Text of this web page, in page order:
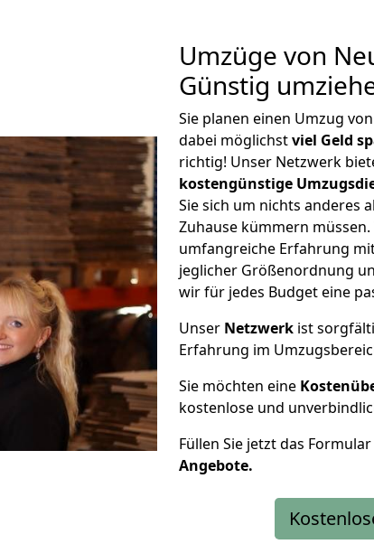
Umzüge von
Günstig
Sie planen einen Umzug
dabei möglichstviel Geld
richtig! Unser Netzwerk
kostengünstige
Sie sich um nichts anderes
Zuhause kümmern
umfangreiche Erfahrung
jeglicher Größenordnung
wir für jedes Budget eine
Unser Netzwerk ist
Erfahrung im
Sie möchten eine
kostenlose und
Füllen Sie jetzt das
Angebote.